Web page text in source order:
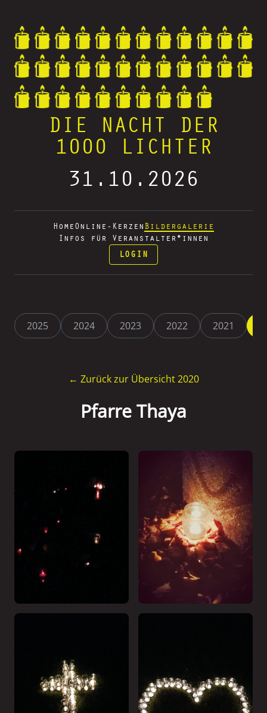
DIE NACHT DER
1000 LICHTER
31.10.2026
Home Online-Kerzen Bildergalerie
Infos für Veranstalter*innen
LOGIN
2025 2024 2023 2022 2021
← Zurück zur Übersicht 2020
Pfarre Thaya